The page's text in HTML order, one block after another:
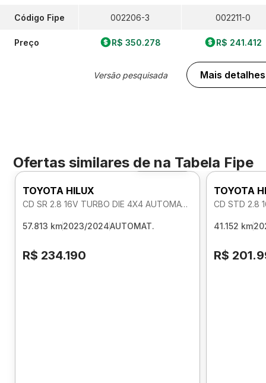
Código Fipe
Preço
002206-3
R$ 350.278
Versão pesquisada
002211-0
R$ 241.412
Mais detalhes
Ofertas similares de na Tabela Fipe
Foto 360º
TOYOTA HILUX
CD SR 2.8 16V TURBO DIE 4X4 AUTOMATICO
57.813 km2023/2024AUTOMAT.
R$ 234.190
TOYOTA
CD STD 2.8
41.152 km
R$